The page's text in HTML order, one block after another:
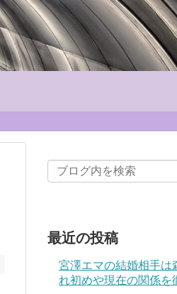
最近の投稿
宮澤エマの結婚相手は
れ初めや現在の関係を